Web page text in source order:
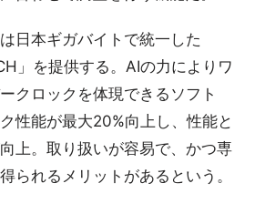
日本ギガバイトで統一した
」を提供する。AIの力によりワ
クロックを体現できるソフト
性能が最大20%向上し、性能と
上。取り扱いが容易で、かつ専
られるメリットがあるという。